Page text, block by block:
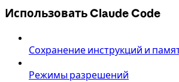
Использовать Claude Code
Сохранение инструкций и
Режимы разрешений